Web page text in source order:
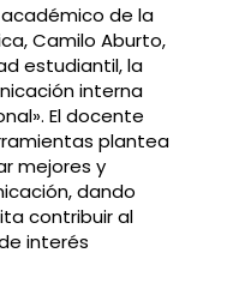
de la
Camilo Aburto,
estudiantil, la
interna
El docente
plantea
mejores y
dando
contribuir al
interés